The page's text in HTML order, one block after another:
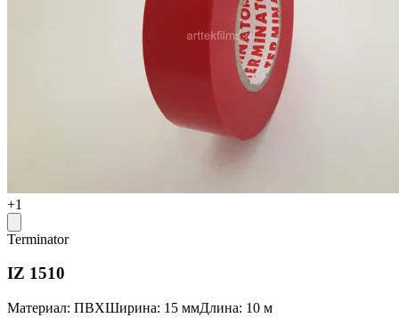
+1
Terminator
IZ 1510
Материал: ПВХШирина: 15 ммДлина: 10 м